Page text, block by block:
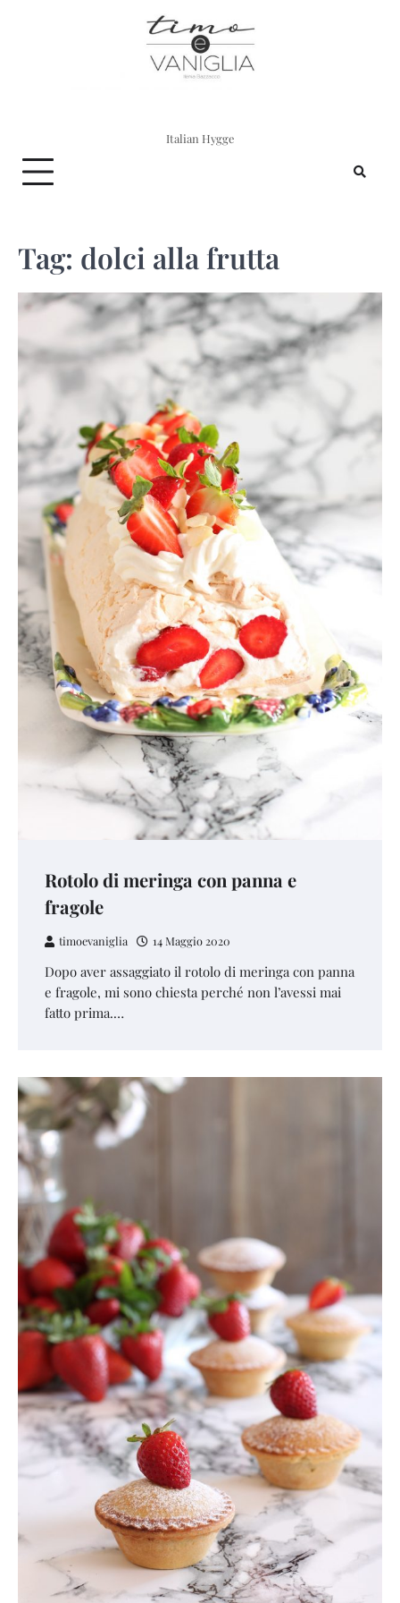
Italian Hygge
Tag: dolci alla frutta
Rotolo di meringa con panna e
fragole
timoevaniglia 14 Maggio 2020
Dopo aver assaggiato il rotolo di meringa con panna
e fragole, mi sono chiesta perché non l’avessi mai
fatto prima.…